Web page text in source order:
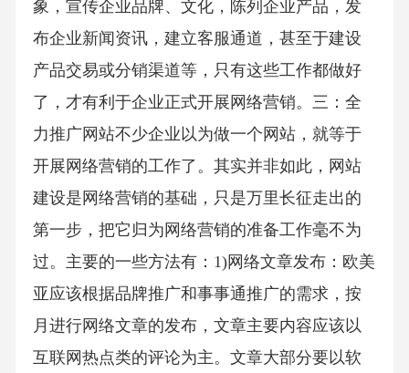
象，宣传企业品牌、文化，陈列企业产品，发
布企业新闻资讯，建立客服通道，甚至于建设
产品交易或分销渠道等，只有这些工作都做好
了，才有利于企业正式开展网络营销。三：全
力推广网站不少企业以为做一个网站，就等于
开展网络营销的工作了。其实并非如此，网站
建设是网络营销的基础，只是万里长征走出的
第一步，把它归为网络营销的准备工作毫不为
过。主要的一些方法有：1)网络文章发布：欧美
亚应该根据品牌推广和事事通推广的需求，按
月进行网络文章的发布，文章主要内容应该以
互联网热点类的评论为主。文章大部分要以软